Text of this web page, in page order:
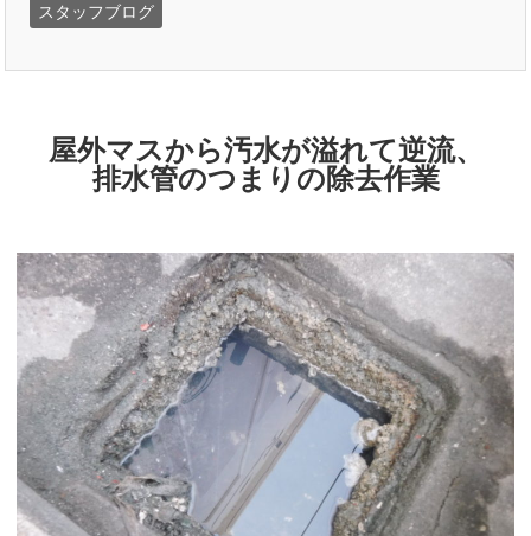
スタッフブログ
屋外マスから汚水が溢れて逆流、
排水管のつまりの除去作業